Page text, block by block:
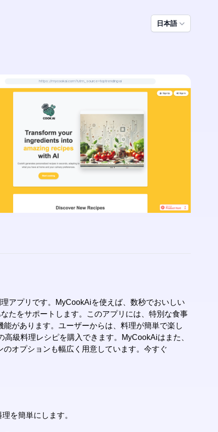
日本語
https://mycookai.com?utm_source=toptrending-ai
アプリです。MyCookAiを使えば、数秒でおいしい
たをサポートします。このアプリには、特別な食事
があります。ユーザーからは、料理が簡単で楽し
級料理レシピを購入できます。MyCookAiはまた、
オプションも幅広く用意しています。今すぐ
を簡単にします。